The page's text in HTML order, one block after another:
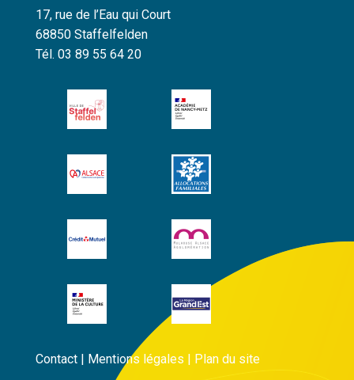
17, rue de l’Eau qui Court
68850 Staffelfelden
Tél. 03 89 55 64 20
Contact| Mentions légales | Plan du site